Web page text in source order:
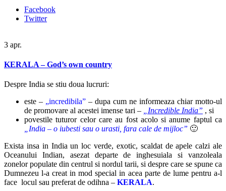
Facebook
Twitter
3 apr.
KERALA – God’s own country
Despre India se stiu doua lucruri:
este – „incredibila” – dupa cum ne informeaza chiar motto-ul
de promovare al acestei imense tari –
„Incredible India” , si
povestile tuturor celor care au fost acolo si anume faptul ca
„India – o iubesti sau o urasti, fara cale de mijloc” 🙂
Exista insa in India un loc verde, exotic, scaldat de apele calzi ale
Oceanului Indian, asezat departe de inghesuiala si vanzoleala
zonelor populate din centrul si nordul tarii, si despre care se spune ca
Dumnezeu l-a creat in mod special in acea parte de lume pentru a-l
face locul sau preferat de odihna – KERALA.